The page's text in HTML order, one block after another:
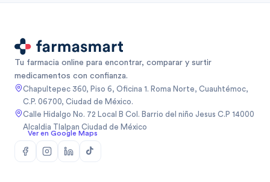
Tu farmacia online para encontrar, comparar y surtir
medicamentos con confianza.
Chapultepec 360, Piso 6, Oficina 1. Roma Norte, Cuauhtémoc,
C.P. 06700, Ciudad de México.
Calle Hidalgo No. 72 Local B Col. Barrio del niño Jesus C.P 14000
Alcaldia Tlalpan Ciudad de México
Ver en Google Maps